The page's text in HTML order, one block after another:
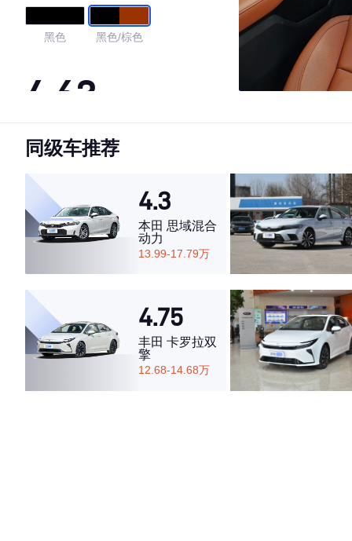
黑色 黑色/棕色
4.63
·外观表现较为优秀，优于54%同级车
·空间表现较为优秀，优于75%同级车
同级车推荐
4.3
本田 思域混合
动力
13.99-17.79万
4.75
丰田 卡罗拉双
擎
12.68-14.68万